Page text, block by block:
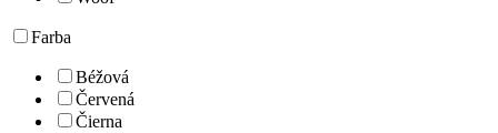
Farba
Béžová
Červená
Čierna